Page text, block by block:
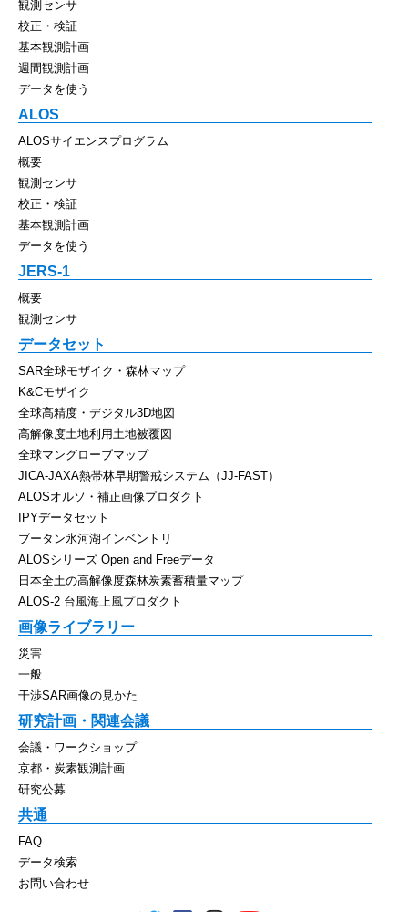
観測センサ
校正・検証
基本観測計画
週間観測計画
データを使う
ALOS
ALOSサイエンスプログラム
概要
観測センサ
校正・検証
基本観測計画
データを使う
JERS-1
概要
観測センサ
データセット
SAR全球モザイク・森林マップ
K&Cモザイク
全球高精度・デジタル3D地図
高解像度土地利用土地被覆図
全球マングローブマップ
JICA-JAXA熱帯林早期警戒システム（JJ-FAST）
ALOSオルソ・補正画像プロダクト
IPYデータセット
ブータン氷河湖インベントリ
ALOSシリーズ Open and Freeデータ
日本全土の高解像度森林炭素蓄積量マップ
ALOS-2 台風海上風プロダクト
画像ライブラリー
災害
一般
干渉SAR画像の見かた
研究計画・関連会議
会議・ワークショップ
京都・炭素観測計画
研究公募
共通
FAQ
データ検索
お問い合わせ